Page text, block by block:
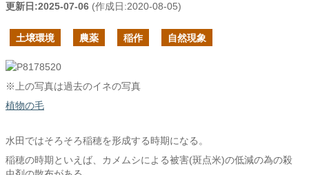
更新日:2025-07-06 (作成日:2020-08-05)
土壌環境 農薬 稲作 自然現象
※上の写真は過去のイネの写真
植物の毛
水田ではそろそろ稲穂を形成する時期になる。
稲穂の時期といえば、カメムシによる被害(斑点米)の低減の為の殺